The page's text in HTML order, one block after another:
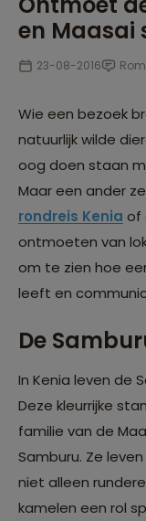
en Maasai
23-08-2016
Wie een bezoek
natuurlijk wilde
oog doen staan
Maar een ander
rondreis Kenia of
ontmoeten van
om te zien hoe
leeft en
De
In Kenia leven de
Deze kleurrijke
familie van de
Samburu. Ze
niet alleen
kamelen een rol